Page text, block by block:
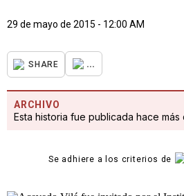
29 de mayo de 2015 - 12:00 AM
SHARE ...
ARCHIVO
Esta historia fue publicada hace más
Se adhiere a los criterios de